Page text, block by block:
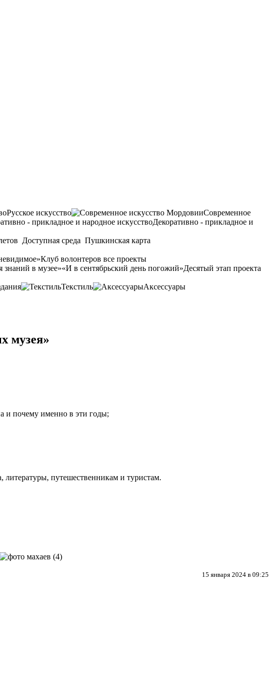
Русское искусство
Современное
Декоративно - прикладное и
Доступная среда Пушкинская карта
Клуб волонтеров все проекты
в музее»«И в сентябрьский день погожий»Десятый этап проекта
Текстиль Аксессуары
музея»
и почему именно в эти годы;
литературы, путешественникам и туристам.
15 января 2024 в 09:25